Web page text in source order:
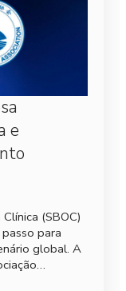
e
(SBOC)
para
global. A